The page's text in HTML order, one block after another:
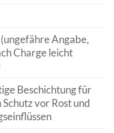
Angabe,
Charge leicht
Beschichtung für
vor Rost und